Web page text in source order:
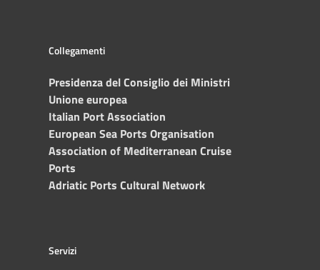
Collegamenti
Presidenza del Consiglio dei Ministri
Unione europea
Italian Port Association
European Sea Ports Organisation
Association of Mediterranean Cruise
Ports
Adriatic Ports Cultural Network
Servizi